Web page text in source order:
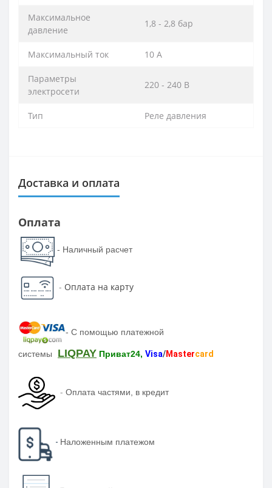
Максимальное
давление
1,8 - 2,8 бар
Максимальный ток 10 А
Параметры
электросети
220 - 240 В
Тип Реле давления
Доставка и оплата
Оплата
- Наличный расчет
- Оплата на карту
- С помощью платежной
системы LIQPAY Приват24, Visa/Mastercard
- Оплата частями, в кредит
- Наложенным платежом